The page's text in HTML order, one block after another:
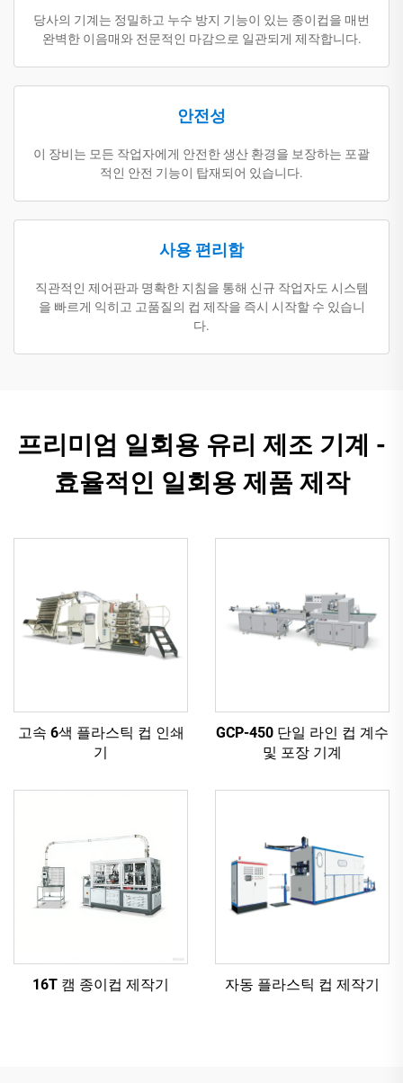
당사의 기계는 정밀하고 누수 방지 기능이 있는 종이컵을 매번
완벽한 이음매와 전문적인 마감으로 일관되게 제작합니다.
안전성
이 장비는 모든 작업자에게 안전한 생산 환경을 보장하는 포괄
적인 안전 기능이 탑재되어 있습니다.
사용 편리함
직관적인 제어판과 명확한 지침을 통해 신규 작업자도 시스템
을 빠르게 익히고 고품질의 컵 제작을 즉시 시작할 수 있습니
다.
프리미엄 일회용 유리 제조 기계 -
효율적인 일회용 제품 제작
고속 6색 플라스틱 컵 인쇄
기
GCP-450 단일 라인 컵 계수
및 포장 기계
16T 캠 종이컵 제작기 자동 플라스틱 컵 제작기